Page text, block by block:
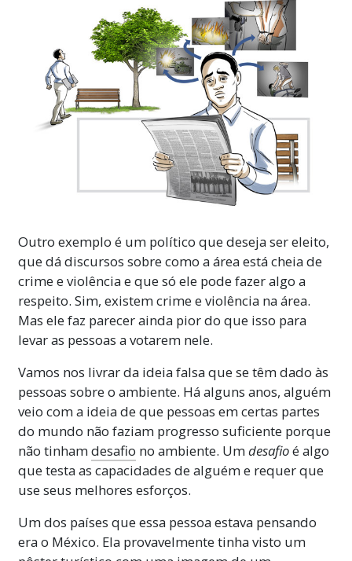
Outro exemplo é um político que deseja ser eleito,
que dá discursos sobre como a área está cheia de
crime e violência e que só ele pode fazer algo a
respeito. Sim, existem crime e violência na área.
Mas ele faz parecer ainda pior do que isso para
levar as pessoas a votarem nele.
Vamos nos livrar da ideia falsa que se têm dado às
pessoas sobre o ambiente. Há alguns anos, alguém
veio com a ideia de que pessoas em certas partes
do mundo não faziam progresso suficiente porque
não tinhamdesafio no ambiente. Umdesafioé algo
que testa as capacidades de alguém e requer que
use seus melhores esforços.
Um dos países que essa pessoa estava pensando
era o México. Ela provavelmente tinha visto um